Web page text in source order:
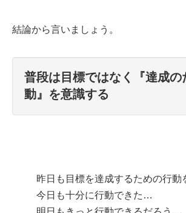
結論から言いましょう。
普段は目標ではなく『達成の
動』を意識する
昨日も目標を達成するための行
今日も十分に行動できた…